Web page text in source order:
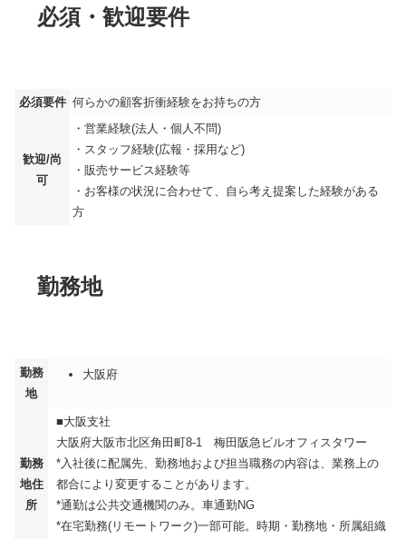
必須・歓迎要件
必須要件 何らかの顧客折衝経験をお持ちの方
歓迎/尚
可
・営業経験(法人・個人不問)
・スタッフ経験(広報・採用など)
・販売サービス経験等
・お客様の状況に合わせて、自ら考え提案した経験がある
方
勤務地
勤務
地
大阪府
勤務
地住
所
■大阪支社
大阪府大阪市北区角田町8-1 梅田阪急ビルオフィスタワー
*入社後に配属先、勤務地および担当職務の内容は、業務上の
都合により変更することがあります。
*通勤は公共交通機関のみ。車通勤NG
*在宅勤務(リモートワーク)一部可能。時期・勤務地・所属組織